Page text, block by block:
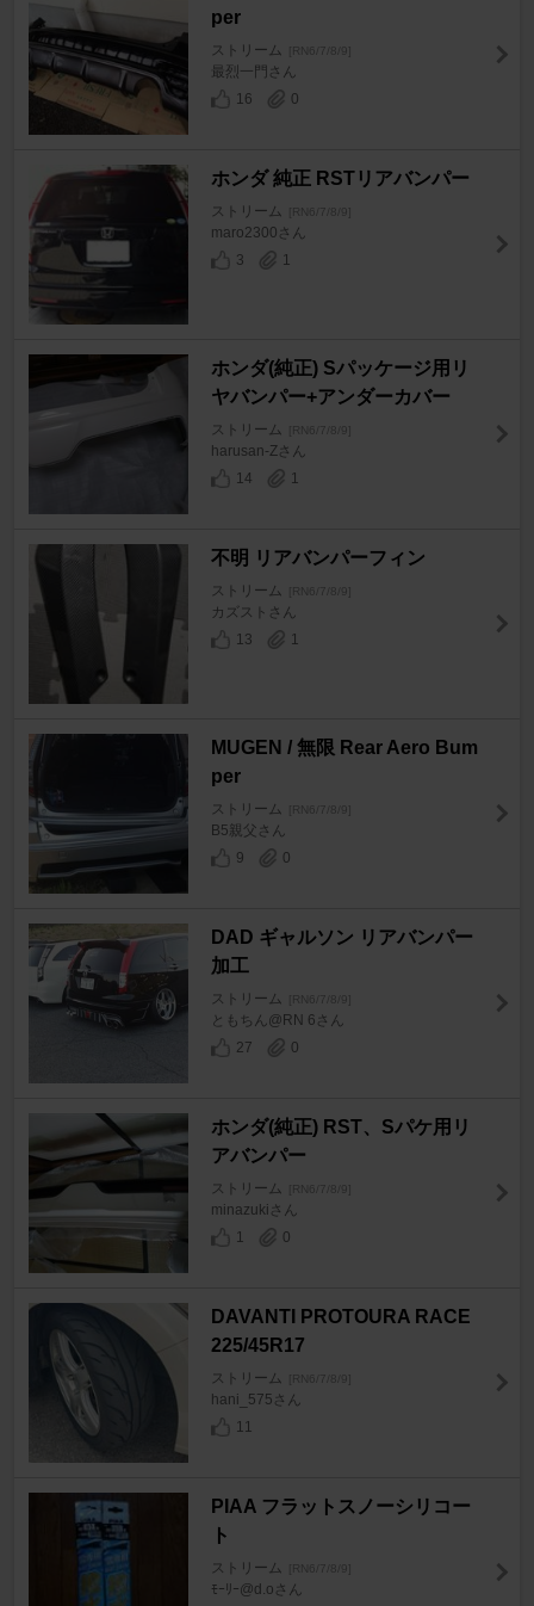
per
ストリーム [RN6/7/8/9]
最烈一門さん
16
0
ホンダ 純正 RSTリアバンパー
ストリーム [RN6/7/8/9]
maro2300さん
3
1
ホンダ(純正) Sパッケージ用リ
ヤバンパー+アンダーカバー
ストリーム [RN6/7/8/9]
harusan-Zさん
14
1
不明 リアバンパーフィン
ストリーム [RN6/7/8/9]
カズストさん
13
1
MUGEN / 無限 Rear Aero Bum
per
ストリーム [RN6/7/8/9]
B5親父さん
9
0
DAD ギャルソン リアバンパー
加工
ストリーム [RN6/7/8/9]
ともちん@RN 6さん
27
0
ホンダ(純正) RST、Sパケ用リ
アバンパー
ストリーム [RN6/7/8/9]
minazukiさん
1
0
DAVANTI PROTOURA RACE
225/45R17
ストリーム [RN6/7/8/9]
hani_575さん
11
PIAA フラットスノーシリコー
ト
ストリーム [RN6/7/8/9]
ﾓｰﾘｰ@d.oさん